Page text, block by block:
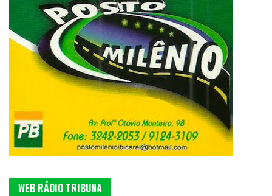
WEB RÁDIO TRIBUNA